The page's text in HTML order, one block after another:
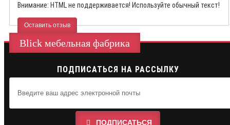
Внимание: HTML не поддерживается! Используйте обычный текст!
Оставить отзыв
Blick мебельная фабрика
ПОДПИСАТЬСЯ НА РАССЫЛКУ
ПОДПИСАТЬСЯ